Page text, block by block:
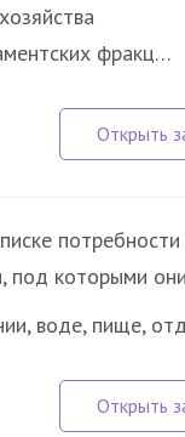
фракц…
под которыми
воде, пище,